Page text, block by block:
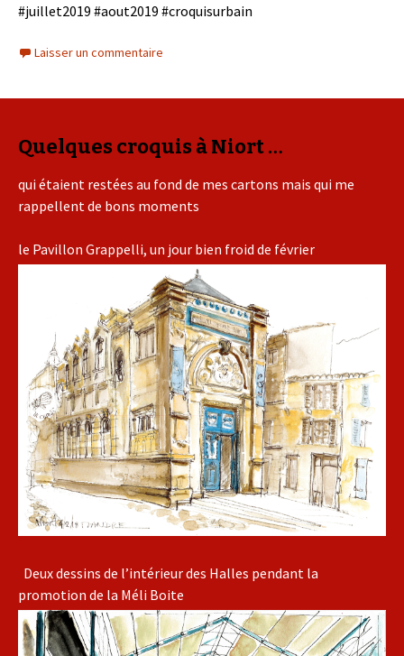
#juillet2019 #aout2019 #croquisurbain
Laisser un commentaire
Quelques croquis à Niort …
qui étaient restées au fond de mes cartons mais qui me
rappellent de bons moments
le Pavillon Grappelli, un jour bien froid de février
Deux dessins de l’intérieur des Halles pendant la
promotion de la Méli Boite